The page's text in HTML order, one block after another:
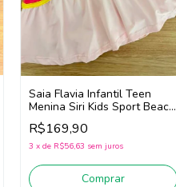
Saia Flavia Infantil Teen
Menina Siri Kids Sport Beach
Tennis 44770 (Rosa/Branco)
R$169,90
3 x de R$56,63 sem juros
Comprar